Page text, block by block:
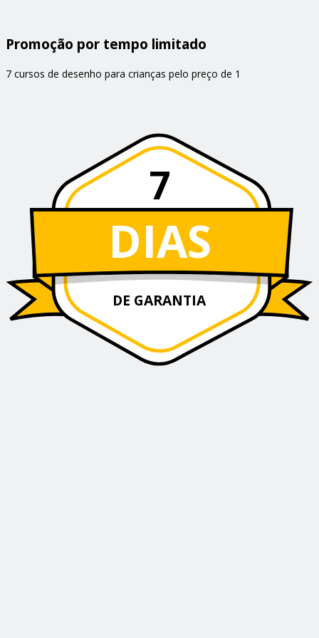
Promoção por tempo limitado
7 cursos de desenho para crianças pelo preço de 1
7
DIAS
DE GARANTIA